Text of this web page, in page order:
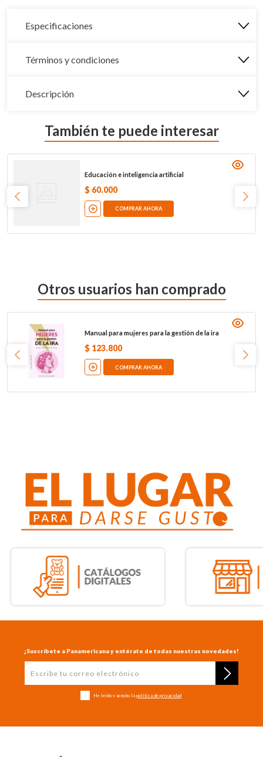
Especificaciones
Términos y condiciones
Descripción
También te puede interesar
Educación e inteligencia artificial
$ 60.000
COMPRAR AHORA
Otros usuarios han comprado
Manual para mujeres para la gestión de la ira
$ 123.800
COMPRAR AHORA
¡Suscríbete a Panamericana y entérate de todas nuestras novedades!
He leído y acepto la política de privacidad